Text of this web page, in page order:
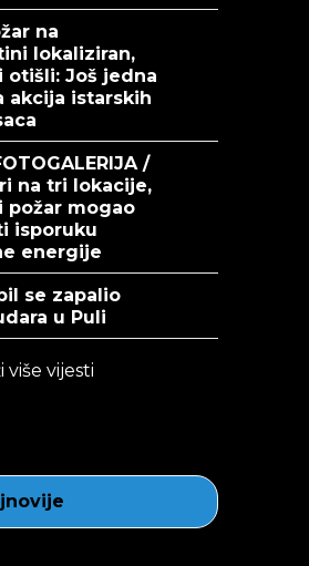
na
lokaliziran,
otišli: Još jedna
akcija istarskih
/
na tri lokacije,
požar mogao
isporuku
energije
se zapalio
u Puli
više vijesti